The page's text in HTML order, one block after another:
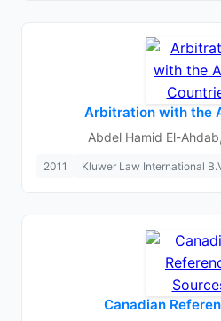
Arbitration with the
Abdel Hamid El-
2011 Kluwer Law International
Canadian